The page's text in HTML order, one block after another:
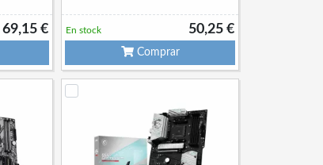
69,15 € 50,25 €
En stock
Comprar